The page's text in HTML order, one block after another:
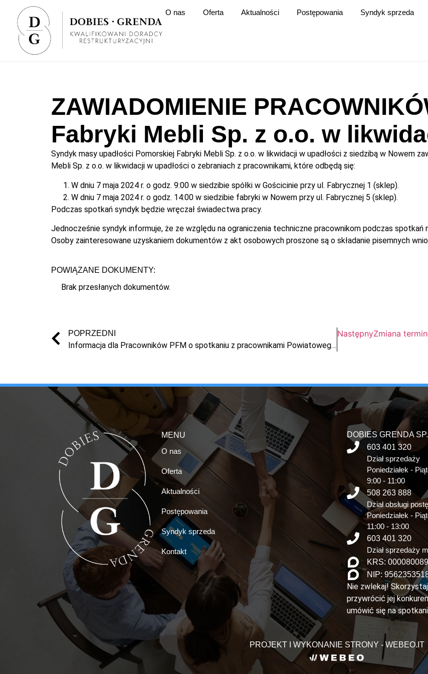
O nas Oferta Aktualności Postępowania Syndyk sprzeda
ZAWIADOMIENIE
Fabryki Mebli Sp. z o.o. w
Syndyk masy upadłości Pomorskiej Fabryki Mebli Sp. z o.o. w likwidacji w upadłości z siedzibą w Nowem
Mebli Sp. z o.o. w likwidacji w upadłości o zebraniach z pracownikami, które odbędą się:
W dniu 7 maja 2024 r. o godz. 9:00 w siedzibie spółki w Gościcinie przy ul. Fabrycznej 1 (sklep).
W dniu 7 maja 2024 r. o godz. 14:00 w siedzibie fabryki w Nowem przy ul. Fabrycznej 5 (sklep).
Podczas spotkań syndyk będzie wręczał świadectwa pracy.
Jednocześnie syndyk informuje, że ze względu na ograniczenia techniczne pracownikom podczas
Osoby zainteresowane uzyskaniem dokumentów z akt osobowych proszone są o składanie pisemnych
POWIĄZANE DOKUMENTY:
Brak przesłanych dokumentów.
POPRZEDNI
Informacja dla Pracowników PFM o spotkaniu z pracownikami Powiatowego Urzędu Pracy
NastępnyZmiana
MENU
O nas
Oferta
Aktualności
Postępowania
Syndyk sprzeda
Kontakt
DOBIES GRENDA
603 401 320
Dział sprzedaży
Poniedziałek -
9:00 - 11:00
508 263 888
Dział obsługi
Poniedziałek -
11:00 - 13:00
603 401 320
Dział sprzedaży
KRS:
NIP:
Nie zwlekaj!
przywrócić jej
umówić się na
PROJEKT I WYKONANIE STRONY - WEBEO.IT